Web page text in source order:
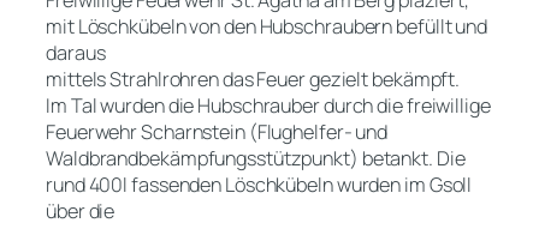
mit Löschkübeln von den Hubschraubern befüllt und
daraus
mittels Strahlrohren das Feuer gezielt bekämpft.
Im Tal wurden die Hubschrauber durch die freiwillige
Feuerwehr Scharnstein (Flughelfer- und
Waldbrandbekämpfungsstützpunkt) betankt. Die
rund 400l fassenden Löschkübeln wurden im Gsoll
über die